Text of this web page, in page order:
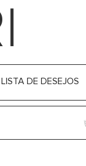
DE DESEJOS